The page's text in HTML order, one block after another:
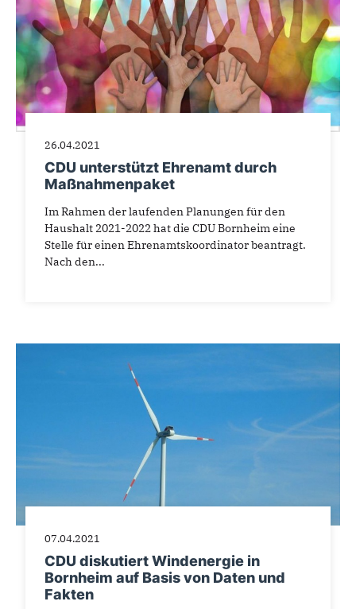
26.04.2021
CDU unterstützt Ehrenamt durch
Maßnahmenpaket
Im Rahmen der laufenden Planungen für den
Haushalt 2021-2022 hat die CDU Bornheim eine
Stelle für einen Ehrenamtskoordinator beantragt.
Nach den...
07.04.2021
CDU diskutiert Windenergie in
Bornheim auf Basis von Daten und
Fakten